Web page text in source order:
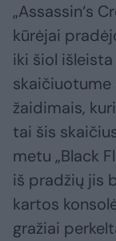
„Assassin‘s
kūrėjai
iki šiol
skaičiuotume
žaidimais,
tai šis
metu „Black
iš pradžių jis
kartos
gražiai